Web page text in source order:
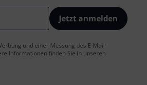
Jetzt anmelden
und einer Messung des E-Mail-
Informationen finden Sie in unseren